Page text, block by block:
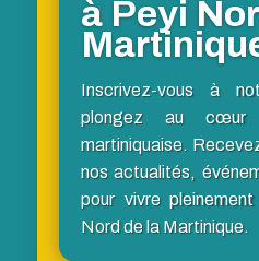
à Peyi
Inscrivez-vous à
plongez au cœur
martiniquaise.
nos actualités,
pour vivre
Nord de la Martinique.